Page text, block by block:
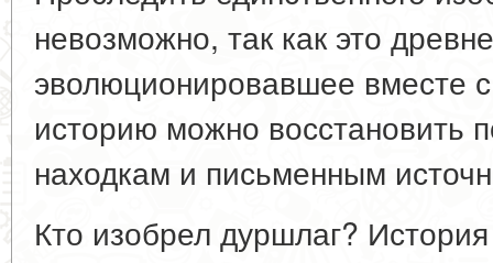
невозможно, так как это
эволюционировавшее вместе
историю можно восстановить
находкам и письменным
Кто изобрел дуршлаг?